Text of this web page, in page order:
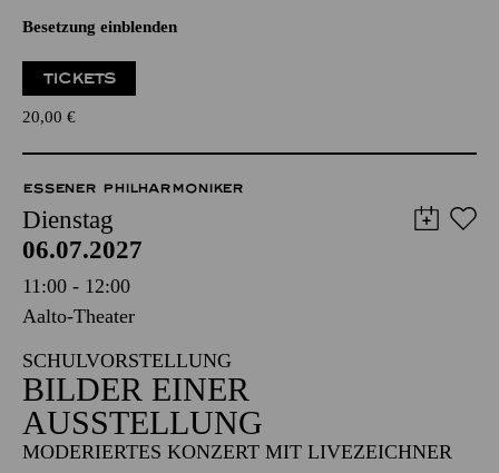
Besetzung einblenden
TICKETS
20,00 €
ESSENER PHILHARMONIKER
Dienstag
06.07.2027
11:00 - 12:00
Aalto-Theater
SCHULVORSTELLUNG
BILDER EINER
AUSSTELLUNG
MODERIERTES KONZERT MIT LIVEZEICHNER